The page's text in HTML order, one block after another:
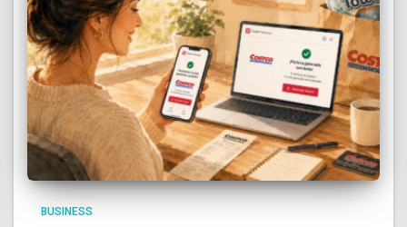
BUSINESS